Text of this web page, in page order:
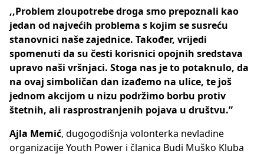
,,Problem zloupotrebe droga smo prepoznali kao
jedan od najvećih problema s kojim se susreću
stanovnici naše zajednice. Također, vrijedi
spomenuti da su česti korisnici opojnih sredstava
upravo naši vršnjaci. Stoga nas je to potaknulo, da
na ovaj simboličan dan izađemo na ulice, te još
jednom akcijom u nizu podržimo borbu protiv
štetnih, ali rasprostranjenih pojava u društvu.”
Ajla Memić, dugogodišnja volonterka nevladine
organizacije Youth Power i članica Budi Muško Kluba